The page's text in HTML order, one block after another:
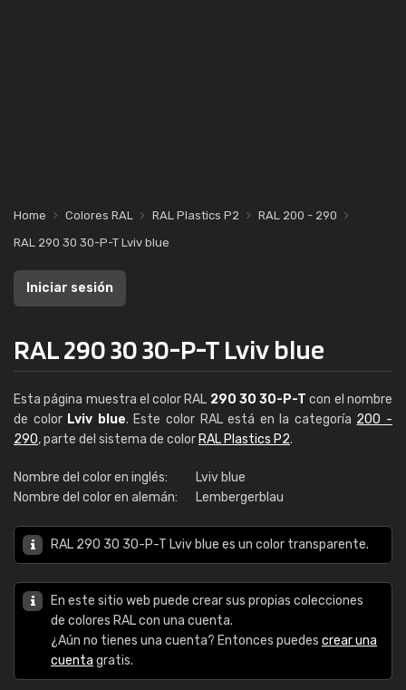
Home Colores RAL RAL Plastics P2
RAL 200 - 290
RAL 290 30 30-P-T Lviv blue
Iniciar sesión
RAL 290 30 30-P-T Lviv blue
Esta página muestra el color RAL 290 30 30-P-T con el nombre
de color Lviv blue. Este color RAL está en la categoría 200 -
290, parte del sistema de color RAL Plastics P2.
Nombre del color en inglés:
Lviv blue
Nombre del color en alemán:
Lembergerblau
RAL 290 30 30-P-T Lviv blue es un color transparente.
En este sitio web puede crear sus propias colecciones
de colores RAL con una cuenta.
¿Aún no tienes una cuenta? Entonces puedes crear una
cuenta gratis.